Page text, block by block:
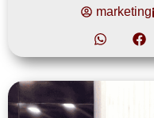
marketing